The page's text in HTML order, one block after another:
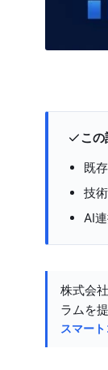
こ
既
技
AI
株式会
ラムを
スマー